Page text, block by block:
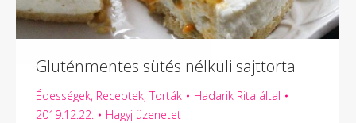
Gluténmentes sütés nélküli sajttorta
Édességek, Receptek,Torták Hadarik Rita által
2019.12.22.
Hagyj üzenetet